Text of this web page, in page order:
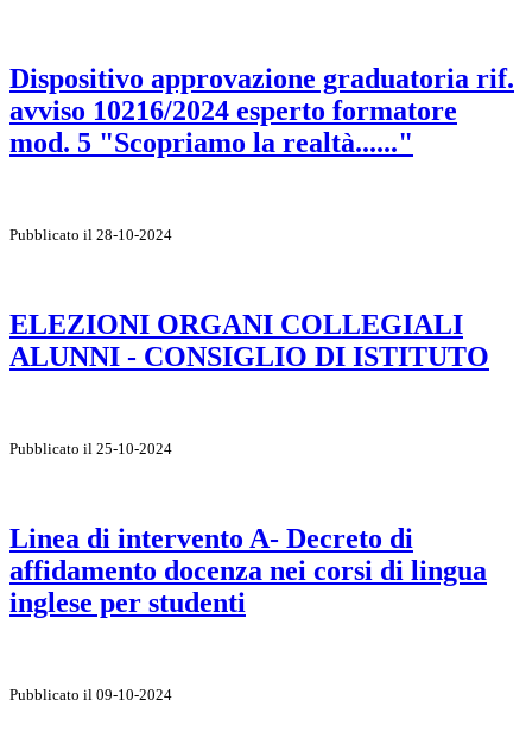
Dispositivo approvazione graduatoria rif.
avviso 10216/2024 esperto formatore
mod. 5 "Scopriamo la realtà......"
Pubblicato il 28-10-2024
ELEZIONI ORGANI COLLEGIALI
ALUNNI - CONSIGLIO DI ISTITUTO
Pubblicato il 25-10-2024
Linea di intervento A- Decreto di
affidamento docenza nei corsi di lingua
inglese per studenti
Pubblicato il 09-10-2024